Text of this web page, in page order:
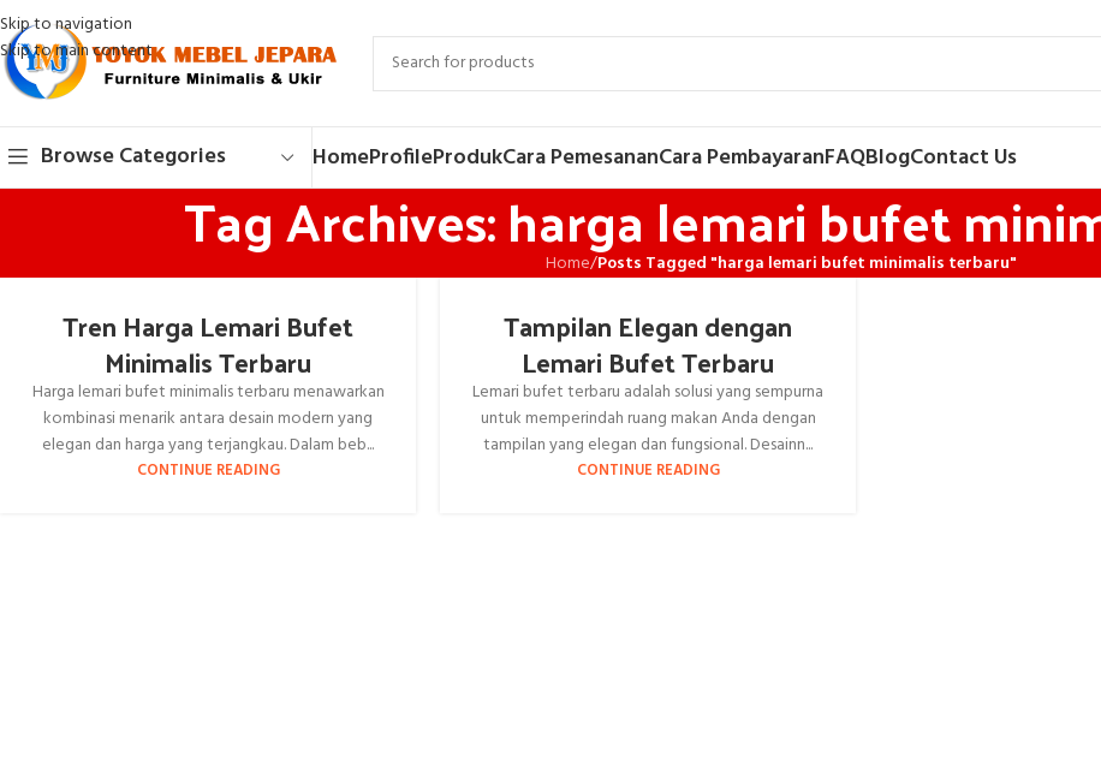
Skip to navigation
Skip to main content
Browse Categories HomeProfileProdukCara PemesananCara PembayaranFAQBlogContact Us
Tag Archives: harga lemari bufet
Home/Posts Tagged "harga lemari bufet minimalis terbaru"
Tren Harga Lemari Bufet
Minimalis Terbaru
Harga lemari bufet minimalis terbaru menawarkan
kombinasi menarik antara desain modern yang
elegan dan harga yang terjangkau. Dalam beb...
CONTINUE READING
Tampilan Elegan dengan
Lemari Bufet Terbaru
Lemari bufet terbaru adalah solusi yang sempurna
untuk memperindah ruang makan Anda dengan
tampilan yang elegan dan fungsional. Desainn...
CONTINUE READING